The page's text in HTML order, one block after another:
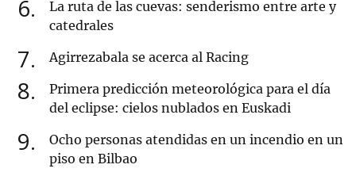
6
La ruta de las cuevas: senderismo entre arte y
catedrales
7 Agirrezabala se acerca al Racing
8
Primera predicción meteorológica para el día
del eclipse: cielos nublados en Euskadi
9
Ocho personas atendidas en un incendio en un
piso en Bilbao